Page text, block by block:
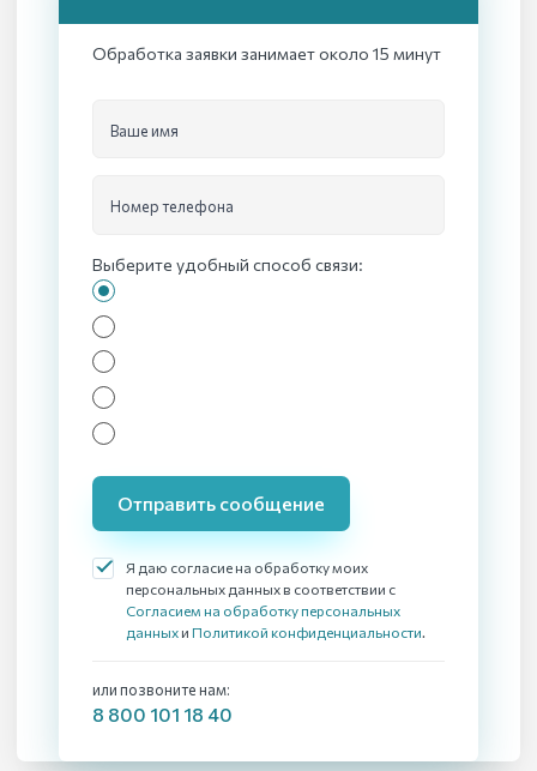
Обработка заявки занимает около 15 минут
Ваше имя
Номер телефона
Выберите удобный способ связи:
Отправить сообщение
Я даю согласие на обработку моих
персональных данных в соответствии с
Согласием на обработку персональных
данных и Политикой конфиденциальности.
или позвоните нам:
8 800 101 18 40